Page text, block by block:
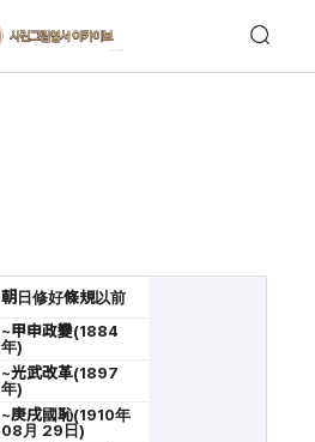
朝日修好條規以前
~甲申政變(1884
年)
~光武改革(1897
年)
~庚戌國恥(1910年
08月 29日)